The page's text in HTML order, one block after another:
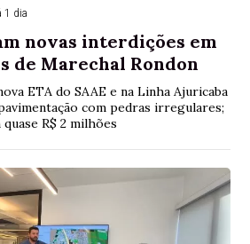
1 dia
novas interdições em
de Marechal Rondon
ETA do SAAE e na Linha Ajuricaba
com pedras irregulares;
R$ 2 milhões